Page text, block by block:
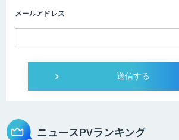
ログミーツ powered
メールアドレス
ニュースPVランキング